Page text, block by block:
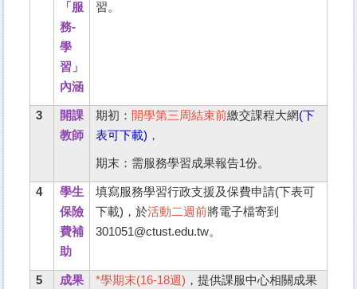
表格下載
「服
務-
學
習」
內涵
習。
3
開課
教師
期初： 開學第三周結束前繳交課程大網(下
表可下載) ，
期末：需服務學習成果報告1份。
4
學生
保險
費補
助
填寫服務學習行政支援及保費申請(下表可
下載)，於活動二週前將電子檔寄到
301051@ctust.edu.tw。
5
成果
*學期末(16-18週) ，提供課服中心相關成果